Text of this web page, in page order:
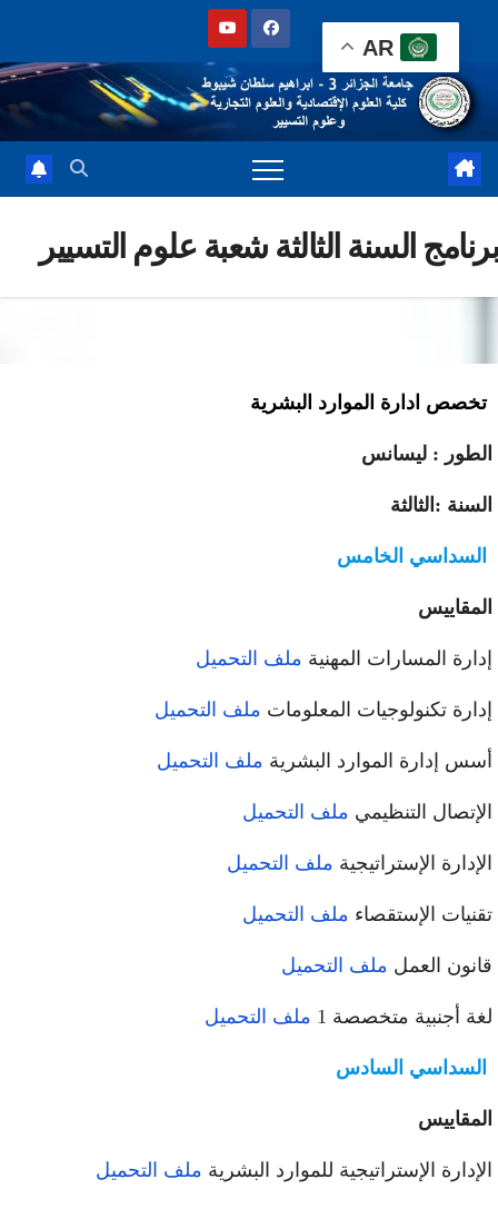
السنة الثالثة شعبة علوم التسيير
ادارة الموارد البشرية
: ليسانس
:الثالثة
الخامس
المسارات المهنيةملف التحميل
تكنولوجيات المعلوماتملف التحميل
إدارة الموارد البشريةملف التحميل
التنظيميملف التحميل
الإستراتيجيةملف التحميل
الإستقصاءملف التحميل
العململف التحميل
أجنبية متخصصة 1 ملف التحميل
السادس
الإستراتيجية للموارد البشريةملف التحميل
AR